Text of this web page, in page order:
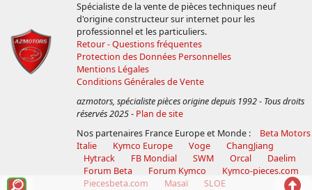
Spécialiste de la vente de pièces techniques neuf
d'origine constructeur sur internet pour les
professionnel et les particuliers.
Retour - Questions fréquentes
Protection des Données Personnelles
Mentions Légales
Conditions Générales de Vente
azmotors, spécialiste pièces origine depuis 1992 - Tous droits
réservés 2025- Plan de site
Nos partenaires France Europe et Monde :
Beta Motors
Italie
Kymco Europe Voge
ChangJiang
Hytrack
FB Mondial SWM Orcal
Daelim
Forum Beta
Forum Kymco
Kymco-pieces.com
Piecesbeta.com
Masaï SLOE
Voir